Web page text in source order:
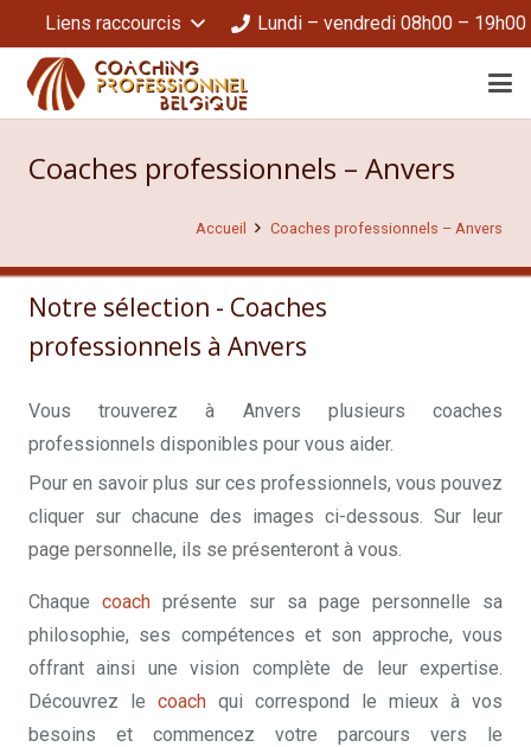
Liens raccourcis Lundi – vendredi 08h00 – 19h00
Coaches professionnels – Anvers
Accueil Coaches professionnels – Anvers
Notre sélection - Coaches
professionnels à Anvers
Vous trouverez à Anvers plusieurs coaches
professionnels disponibles pour vous aider.
Pour en savoir plus sur ces professionnels, vous pouvez
cliquer sur chacune des images ci-dessous. Sur leur
page personnelle, ils se présenteront à vous.
Chaque coach présente sur sa page personnelle sa
philosophie, ses compétences et son approche, vous
offrant ainsi une vision complète de leur expertise.
Découvrez le coach qui correspond le mieux à vos
besoins et commencez votre parcours vers le